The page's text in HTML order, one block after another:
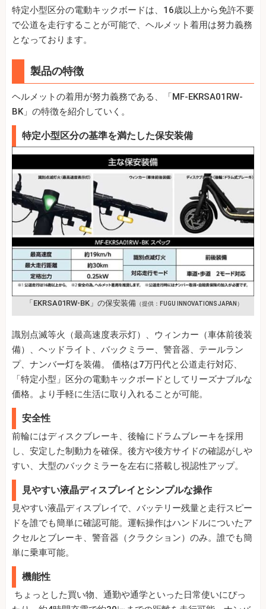
特定小型区分の電動キックボードは、16歳以上から免許不要
で公道を走行することが可能で、ヘルメット着用は努力義務
となっております。
製品の特徴
ヘルメットの着用が努力義務である、「MF-EKRSA01RW-
BK」の特徴を紹介していく。
特定小型区分の基準を満たした保安装備
「EKRSA01RW-BK」の保安装備（提供：FUGU INNOVATIONS JAPAN）
識別点滅等火（最高速度表示灯）、ウィンカー（車体前後装
備）、ヘッドライト、バックミラー、警音器、テールラン
プ、ナンバー灯を装備。 価格は7万円代と公道走行対応、
「特定小型」区分の電動キックボードとしてリーズナブルな
価格。より手軽に生活に取り入れることが可能。
安全性
前輪にはディスクブレーキ、後輪にドラムブレーキを採用
し、安定した制動力を確保。後方や後方サイドの確認がしや
すい、大型のバックミラーを左右に搭載し視認性アップ。
見やすい液晶ディスプレイとシンプルな操作
見やすい液晶ディスプレイで、バッテリー残量と走行スピー
ドを誰でも簡単に確認可能。運転操作はハンドルについたア
クセルとブレーキ、警音器（クラクション）のみ。誰でも簡
単に乗車可能。
機能性
ちょっとした買い物、通勤や通学といった日常使いにぴっ